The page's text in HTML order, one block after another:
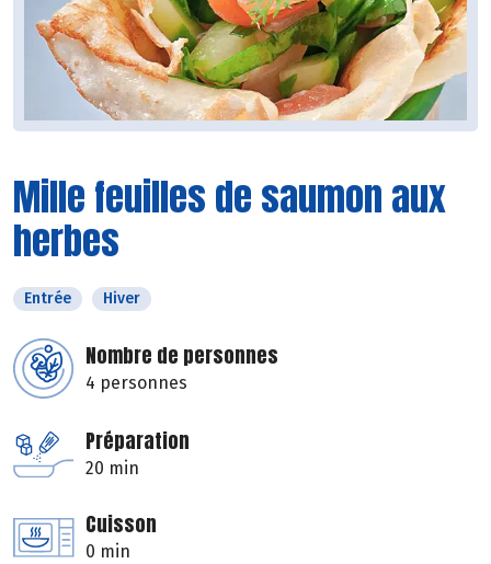
Mille feuilles de saumon aux
herbes
Entrée Hiver
Nombre de personnes
4 personnes
Préparation
20 min
Cuisson
0 min